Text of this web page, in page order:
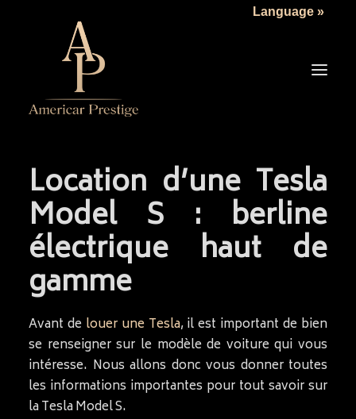
LA SOCIÉTÉ
LES VÉHICULES
TARIFS
ACTUALITÉS
NOUS CONTACTER
Location d’une Tesla
Model S : berline
électrique haut de
gamme
Avant de louer une Tesla, il est important de bien
se renseigner sur le modèle de voiture qui vous
intéresse. Nous allons donc vous donner toutes
les informations importantes pour tout savoir sur
la Tesla Model S.
Language »